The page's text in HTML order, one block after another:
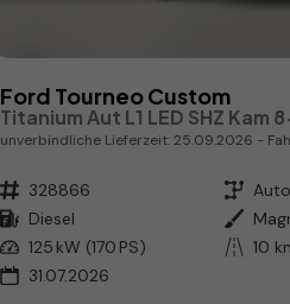
Ford Tourneo Custom
Titanium Aut L1 LED SHZ Kam
unverbindliche Lieferzeit:25.09.2026
Fahrzeugnr. 328866 Getriebe
Kraftstoff Diesel Außenfarbe
Leistung 125 kW (170 PS) Kilometerstand 10
31.07.2026